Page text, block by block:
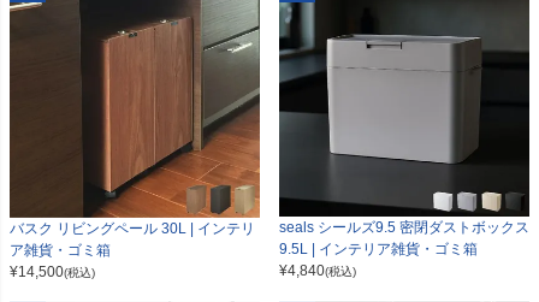
バスク リビングペール 30L | インテリ
ア雑貨・ゴミ箱
¥14,500(税込)
seals シールズ9.5 密閉ダストボックス
9.5L | インテリア雑貨・ゴミ箱
¥4,840(税込)